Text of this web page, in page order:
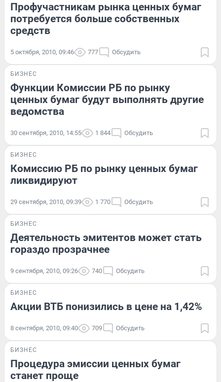
Профучастникам рынка ценных бумаг
потребуется больше собственных
средств
5 октября, 2010, 09:46 777 Обсудить
БИЗНЕС
Функции Комиссии РБ по рынку
ценных бумаг будут выполнять другие
ведомства
30 сентября, 2010, 14:55 1 844 Обсудить
БИЗНЕС
Комиссию РБ по рынку ценных бумаг
ликвидируют
29 сентября, 2010, 09:39 1 770 Обсудить
БИЗНЕС
Деятельность эмитентов может стать
гораздо прозрачнее
9 сентября, 2010, 09:26 740 Обсудить
БИЗНЕС
Акции ВТБ понизились в цене на 1,42%
8 сентября, 2010, 09:40 709 Обсудить
БИЗНЕС
Процедура эмиссии ценных бумаг
станет проще